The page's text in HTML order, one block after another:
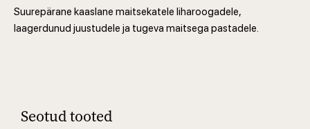
Suurepärane kaaslane maitsekatele liharoogadele,
laagerdunud juustudele ja tugeva maitsega pastadele.
Seotud tooted